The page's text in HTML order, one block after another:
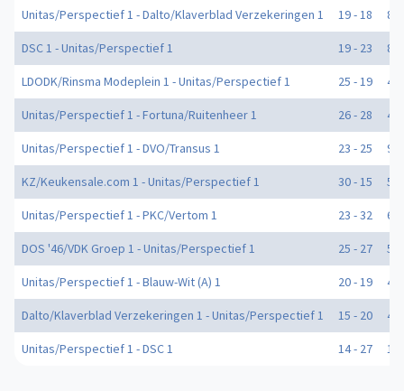
Unitas/Perspectief 1 - Dalto/Klaverblad Verzekeringen 1 19 - 18 8
DSC 1 - Unitas/Perspectief 1 19 - 23 8
LDODK/Rinsma Modeplein 1 - Unitas/Perspectief 1 25 - 19 4
Unitas/Perspectief 1 - Fortuna/Ruitenheer 1 26 - 28 4
Unitas/Perspectief 1 - DVO/Transus 1 23 - 25 9
KZ/Keukensale.com 1 - Unitas/Perspectief 1 30 - 15 5
Unitas/Perspectief 1 - PKC/Vertom 1 23 - 32 6
DOS '46/VDK Groep 1 - Unitas/Perspectief 1 25 - 27 5
Unitas/Perspectief 1 - Blauw-Wit (A) 1 20 - 19 4
Dalto/Klaverblad Verzekeringen 1 - Unitas/Perspectief 1 15 - 20 4
Unitas/Perspectief 1 - DSC 1 14 - 27 1